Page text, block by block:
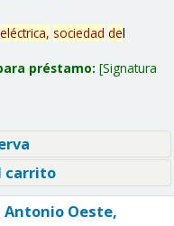
eléctrica, sociedad del
préstamo: Signatura
carrito
Oeste,